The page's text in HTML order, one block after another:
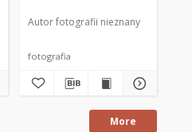
Autor fotografii nieznany
fotografia
More